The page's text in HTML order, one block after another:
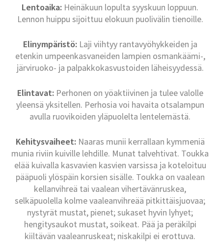
Lentoaika: Heinäkuun lopulta syyskuun loppuun.
Lennon huippu sijoittuu elokuun puolivälin tienoille.
Elinympäristö:Laji viihtyy rantavyöhykkeiden ja
etenkin umpeenkasvaneiden lampien osmankäämi-,
järviruoko- ja palpakkokasvustoiden läheisyydessä.
Elintavat:Perhonen on yöaktiivinen ja tulee valolle
yleensä yksitellen. Perhosia voi havaita otsalampun
avulla ruovikoiden yläpuolelta lentelemästä.
Kehitysvaiheet:Naaras munii kerrallaan kymmeniä
munia riviin kuiville lehdille. Munat talvehtivat. Toukka
elää kuivalla kasvavien kasvien varsissa ja koteloituu
pääpuoli ylöspäin korsien sisälle. Toukka on vaalean
kellanvihreä tai vaalean vihertävänruskea,
selkäpuolella kolme vaaleanvihreää pitkittäisjuovaa;
nystyrät mustat, pienet; sukaset hyvin lyhyet;
hengitysaukot mustat, soikeat. Pää ja peräkilpi
kiiltävän vaaleanruskeat; niskakilpi ei erottuva.